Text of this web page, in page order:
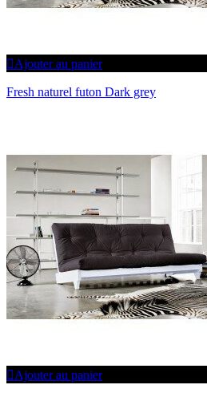
Ajouter au panier
Fresh naturel futon Dark grey
Ajouter au panier